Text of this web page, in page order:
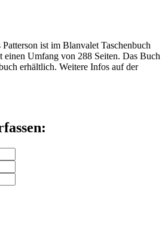
ist im Blanvalet Taschenbuch
einen Umfang von 288 Seiten. Das Buch
erhältlich. Weitere Infos auf der